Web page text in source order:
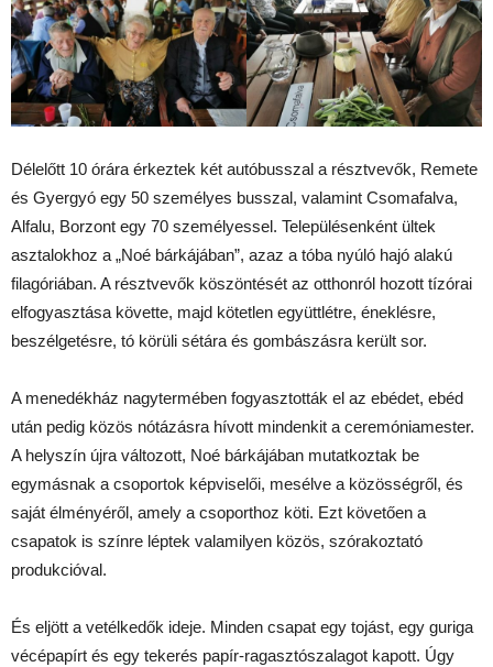
Délelőtt 10 órára érkeztek két autóbusszal a résztvevők, Remete
és Gyergyó egy 50 személyes busszal, valamint Csomafalva,
Alfalu, Borzont egy 70 személyessel. Településenként ültek
asztalokhoz a „Noé bárkájában”, azaz a tóba nyúló hajó alakú
filagóriában. A résztvevők köszöntését az otthonról hozott tízórai
elfogyasztása követte, majd kötetlen együttlétre, éneklésre,
beszélgetésre, tó körüli sétára és gombászásra került sor.
A menedékház nagytermében fogyasztották el az ebédet, ebéd
után pedig közös nótázásra hívott mindenkit a ceremóniamester.
A helyszín újra változott, Noé bárkájában mutatkoztak be
egymásnak a csoportok képviselői, mesélve a közösségről, és
saját élményéről, amely a csoporthoz köti. Ezt követően a
csapatok is színre léptek valamilyen közös, szórakoztató
produkcióval.
És eljött a vetélkedők ideje. Minden csapat egy tojást, egy guriga
vécépapírt és egy tekerés papír-ragasztószalagot kapott. Úgy